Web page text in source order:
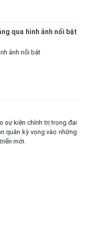
qua hình ảnh nổi bật
ảnh nổi bật
sự kiện chính trị trọng đại
quân kỳ vọng vào những
mới.